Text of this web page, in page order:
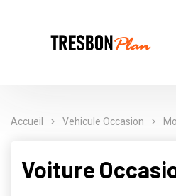
Accueil Vehicule Occasion
Voiture